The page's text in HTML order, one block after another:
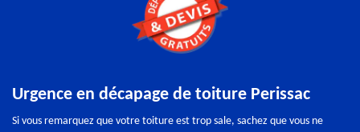
Urgence en décapage de toiture Perissac
Si vous remarquez que votre toiture est trop sale, sachez que vous ne